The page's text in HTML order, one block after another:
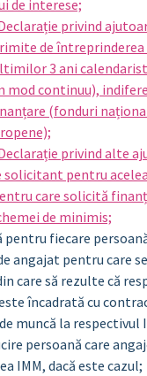
de interese;
privind
de întreprinderea
3 ani
mod continuu),
(fonduri
privind alte
solicitant pentru
care solicită
de minimis;
pentru fiecare
angajat pentru care
care să rezulte că
încadrată cu
muncă la respectivul
persoană care
IMM, dacă este cazul;